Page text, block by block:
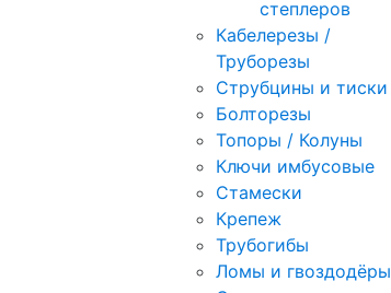
степлеров
Кабелерезы /
Труборезы
Струбцины и тиски
Болторезы
Топоры / Колуны
Ключи имбусовые
Стамески
Крепеж
Трубогибы
Ломы и гвоздодёры